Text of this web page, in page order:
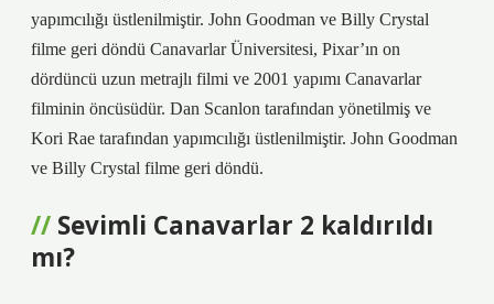
yapımcılığı üstlenilmiştir. John Goodman ve Billy Crystal
filme geri döndü Canavarlar Üniversitesi, Pixar’ın on
dördüncü uzun metrajlı filmi ve 2001 yapımı Canavarlar
filminin öncüsüdür. Dan Scanlon tarafından yönetilmiş ve
Kori Rae tarafından yapımcılığı üstlenilmiştir. John Goodman
ve Billy Crystal filme geri döndü.
Sevimli Canavarlar 2 kaldırıldı
mı?